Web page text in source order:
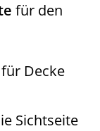
für den
für Decke
Sichtseite